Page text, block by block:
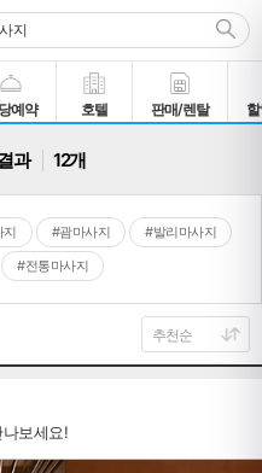
예약 호텔 판매/렌탈
과 12개
지 #괌마사지
#발리마사지
#전통마사지
보세요!